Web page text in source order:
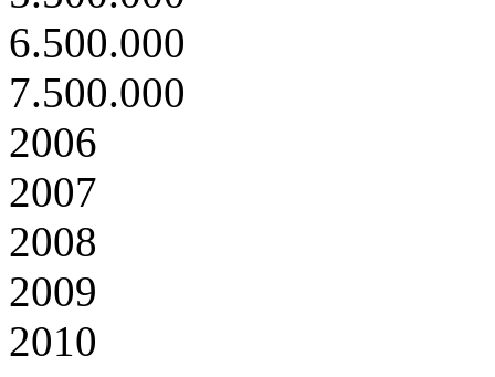
6.500.000
7.500.000
2006
2007
2008
2009
2010